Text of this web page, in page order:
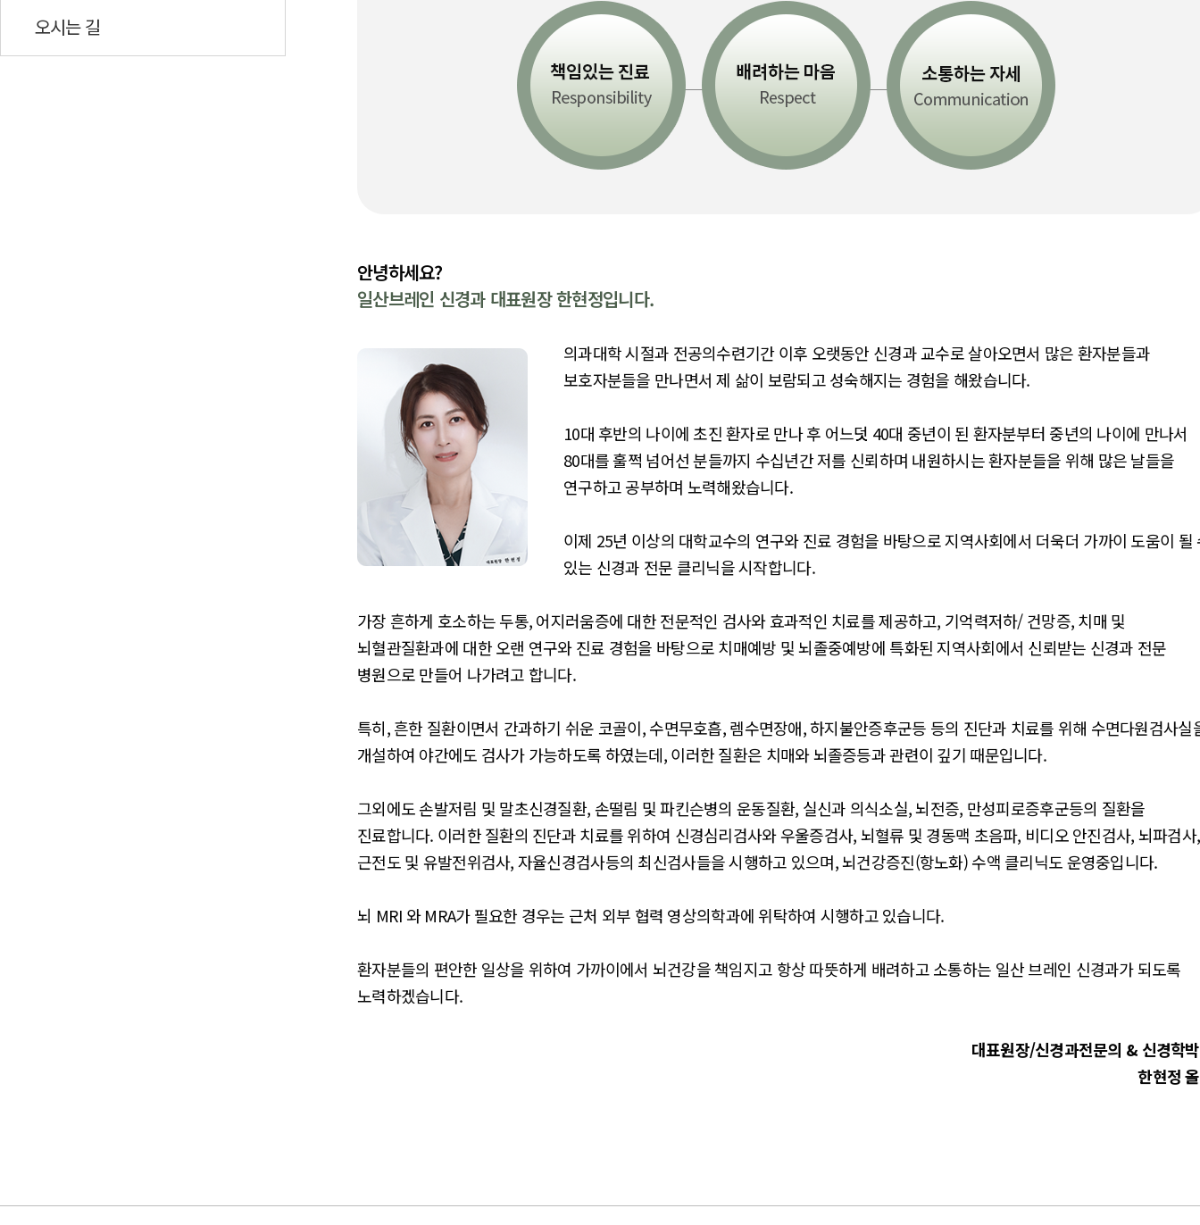
오시는 길
안녕하세요?
일산브레인 신경과 대표원장 한현정입니다.
의과대학 시절과 전공의수련기간 이후 오랫동안 신경과 교수로 살아오면서 많은 환자분들과
보호자분들을 만나면서 제 삶이 보람되고 성숙해지는 경험을 해왔습니다.
10대 후반의 나이에 초진 환자로 만나 후 어느덧 40대 중년이 된 환자분부터 중년의 나이에 만나서
80대를 훌쩍 넘어선 분들까지 수십년간 저를 신뢰하며 내원하시는 환자분들을 위해 많은 날들을
연구하고 공부하며 노력해왔습니다.
이제 25년 이상의 대학교수의 연구와 진료 경험을 바탕으로 지역사회에서 더욱더 가까이 도움이 될
있는 신경과 전문 클리닉을 시작합니다.
가장 흔하게 호소하는 두통, 어지러움증에 대한 전문적인 검사와 효과적인 치료를 제공하고, 기억력저하/ 건망증, 치매 및
뇌혈관질환과에 대한 오랜 연구와 진료 경험을 바탕으로 치매예방 및 뇌졸중예방에 특화된 지역사회에서 신뢰받는 신경과 전문
병원으로 만들어 나가려고 합니다.
특히, 흔한 질환이면서 간과하기 쉬운 코골이, 수면무호흡, 렘수면장애, 하지불안증후군등 등의 진단과 치료를 위해 수면다원검사실
개설하여 야간에도 검사가 가능하도록 하였는데, 이러한 질환은 치매와 뇌졸증등과 관련이 깊기 때문입니다.
그외에도 손발저림 및 말초신경질환, 손떨림 및 파킨슨병의 운동질환, 실신과 의식소실, 뇌전증, 만성피로증후군등의 질환을
진료합니다. 이러한 질환의 진단과 치료를 위하여 신경심리검사와 우울증검사, 뇌혈류 및 경동맥 초음파, 비디오 안진검사, 뇌파검사,
근전도 및 유발전위검사, 자율신경검사등의 최신검사들을 시행하고 있으며, 뇌건강증진(항노화) 수액 클리닉도 운영중입니다.
뇌 MRI 와 MRA가 필요한 경우는 근처 외부 협력 영상의학과에 위탁하여 시행하고 있습니다.
환자분들의 편안한 일상을 위하여 가까이에서 뇌건강을 책임지고 항상 따뜻하게 배려하고 소통하는 일산 브레인 신경과가 되도록
노력하겠습니다.
대표원장/신경과전문의 & 신경학
한현정